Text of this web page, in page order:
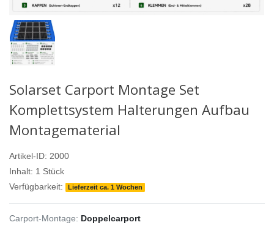
Solarset Carport Montage Set
Komplettsystem Halterungen Aufbau
Montagematerial
Artikel-ID: 2000
Inhalt: 1 Stück
Verfügbarkeit:
Lieferzeit ca. 1 Wochen
Carport-Montage: Doppelcarport